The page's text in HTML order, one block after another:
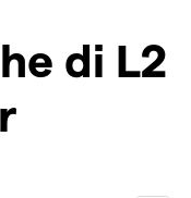
di L2